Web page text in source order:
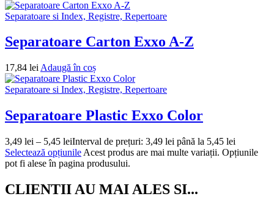
Separatoare si Index, Registre, Repertoare
Separatoare Carton Exxo A-Z
17,84 lei Adaugă în coș
Separatoare si Index, Registre, Repertoare
Separatoare Plastic Exxo Color
3,49 lei – 5,45 leiInterval de prețuri: 3,49 lei până la 5,45 lei
Selectează opțiunile Acest produs are mai multe variații. Opțiunile
pot fi alese în pagina produsului.
CLIENTII AU MAI ALES SI...